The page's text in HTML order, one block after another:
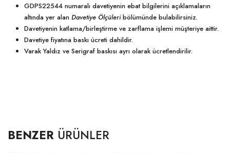
GDPS22544 numaralı davetiyenin ebat bilgilerini açıklamaların
altında yer alan Davetiye Ölçüleribölümünde bulabilirsiniz.
Davetiyenin katlama/birleştirme ve zarflama işlemi müşteriye aittir.
Davetiye fiyatına baskı ücreti dahildir.
Varak Yaldız ve Serigraf baskısı ayrı olarak ücretlendirilir.
BENZER ÜRÜNLER